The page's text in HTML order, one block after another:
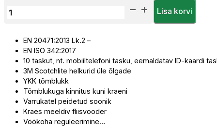
Talvejope
Vis
kogus
Lisa korvi
EN 20471:2013 Lk.2 –
EN ISO 342:2017
10 taskut, nt. mobiiltelefoni tasku, eemaldatav ID-kaardi
3M Scotchlite helkurid üle õlgade
YKK tõmblukk
Tõmblukuga kinnitus kuni kraeni
Varrukatel peidetud soonik
Kraes meeldiv fliisvooder
Vöökoha reguleerimine…